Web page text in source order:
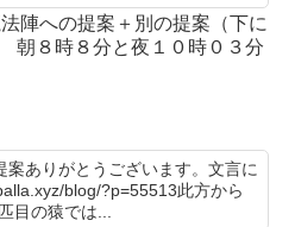
陣への提案＋別の提案（下に
８時８分と夜１０時０３分
ありがとうございます。文言に
blog/?p=55513此方から
の猿では...